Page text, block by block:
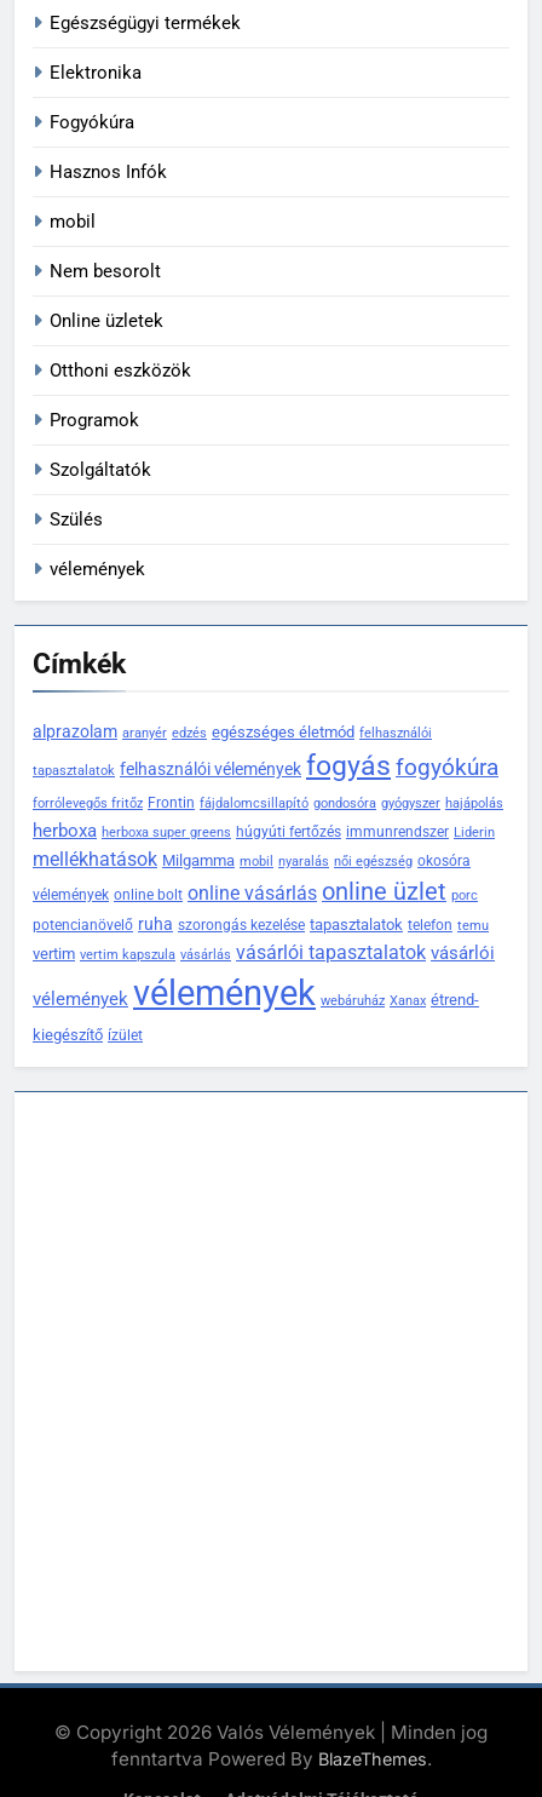
Egészségügyi termékek
Elektronika
Fogyókúra
Hasznos Infók
mobil
Nem besorolt
Online üzletek
Otthoni eszközök
Programok
Szolgáltatók
Szülés
vélemények
Címkék
alprazolam aranyér edzés egészséges életmód felhasználói
tapasztalatok felhasználói vélemények fogyás fogyókúra
forrólevegős fritőz Frontin fájdalomcsillapító gondosóra gyógyszer hajápolás
herboxa herboxa super greens húgyúti fertőzés immunrendszer Liderin
mellékhatások Milgamma mobil nyaralás női egészség okosóra
vélemények online bolt online vásárlás online üzlet porc
potencianövelő ruha szorongás kezelése tapasztalatok telefon temu
vertim vertim kapszula vásárlás vásárlói tapasztalatok vásárlói
vélemények vélemények webáruház Xanax étrend-
kiegészítő ízület
© Copyright 2026 Valós Vélemények | Minden jog
fenntartva Powered By BlazeThemes.